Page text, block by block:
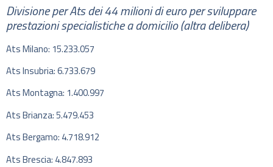
Divisione per Ats dei 44 milioni di euro per sviluppare
prestazioni specialistiche a domicilio (altra delibera)
Ats Milano: 15.233.057
Ats Insubria:6.733.679
Ats Montagna: 1.400.997
Ats Brianza:5.479.453
Ats Bergamo: 4.718.912
Ats Brescia: 4.847.893